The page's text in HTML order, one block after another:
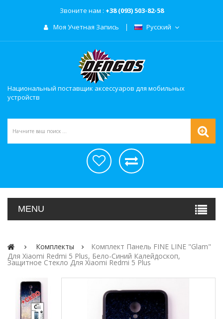
Звоните нам : +38 (093) 503-82-58
Моя Учетная Запись
Русский
Национальный поставщик аксессуаров для мобильных
устройств
MENU
Комплекты
Комплект Панель FINE LINE "Glam"
Для Xiaomi Redmi 5 Plus, Бело-Синий Калейдоскоп,
Защитное Стекло Для Xiaomi Redmi 5 Plus